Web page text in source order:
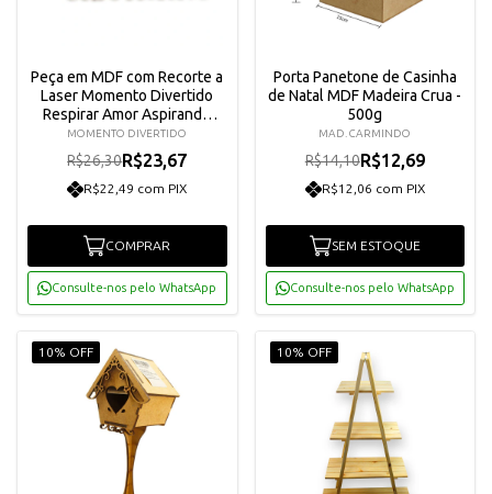
Peça em MDF com Recorte a
Laser Momento Divertido
Respirar Amor Aspirando
Liberdade 50 x 25 cm ? 2123
MOMENTO DIVERTIDO
R$26,30R$23,67
R$22,49 com PIX
COMPRAR
Consulte-nos pelo WhatsApp
Porta Panetone de Casinha
de Natal MDF Madeira Crua -
500g
MAD. CARMINDO
R$14,10R$12,69
R$12,06 com PIX
SEM ESTOQUE
Consulte-nos pelo WhatsApp
10% OFF 10% OFF